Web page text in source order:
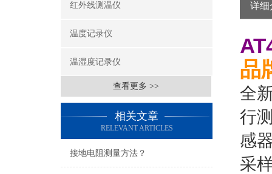
红外线测温仪
温度记录仪
温湿度记录仪
查看更多 >>
相关文章
RELEVANT ARTICLES
接地电阻测量方法？
详细
品
全
行
感
采